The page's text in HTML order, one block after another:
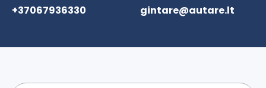
+37067936330 gintare@autare.lt